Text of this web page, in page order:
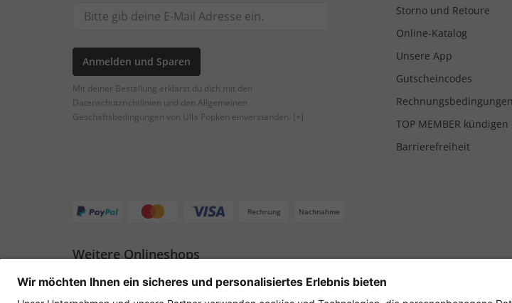
Anmelden und Sparen
Mit deiner Bestellung erklärst du dich mit den
Datenschutzrichtlinien und den Allgemeinen
Geschäftsbedingungen von Ulla Popken einverstanden. [+]
Storno und Retoure
Online-Katalog
Unsere App
Gutscheincodes
Rechnungsbedingungen
TOP MEMBER kündigen
Barrierefreiheit
Rechnung Nachnahme
Weitere Onlineshops
Deutschland